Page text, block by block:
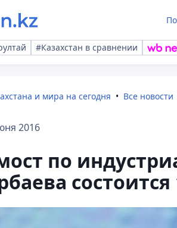
#Казахстан в сравнении
и мира на сегодня Все новости
2016
по